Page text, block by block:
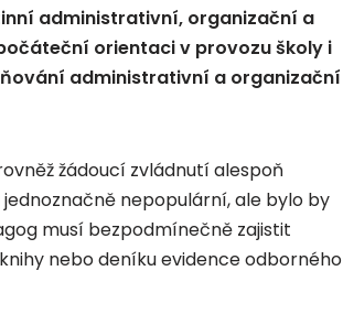
administrativní, organizační a
orientaci v provozu školy i
administrativní a organizační
žádoucí zvládnutí alespoň
nepopulární, ale bylo by
musí bezpodmínečně zajistit
nebo deníku evidence odborného